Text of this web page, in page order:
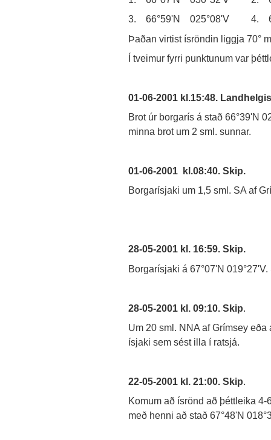
3. 66°59'N 025°08'V 4.
Þaðan virtist ísröndin liggja 70°
Í tveimur fyrri punktunum var
01-06-2001 kl.15:48.
Brot úr borgarís á stað 66°39'N
minna brot um 2 sml. sunnar.
01-06-2001 kl.08:40. Skip.
Borgarísjaki um 1,5 sml. SA af
28-05-2001 kl. 16:59. Skip.
Borgarísjaki á 67°07'N
28-05-2001 kl. 09:10. Skip.
Um 20 sml. NNA af Grímsey eða
ísjaki sem sést illa í ratsjá.
22-05-2001 kl. 21:00. Skip.
Komum að ísrönd að þéttleika 4-
með henni að stað 67°48'N